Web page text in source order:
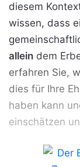
diesem
wissen, dass
allein dem
erfahren Sie,
dies für Ihre
haben kann
einschätzen